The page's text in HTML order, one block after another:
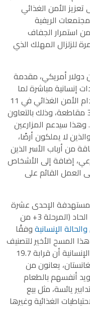
الأمن الغذائي
الريفية
استمرار الجفاف
للزلزال المهلك الذي
جديدة بقيمة 14 مليون دولار أمريكي، مقدمة
إنسانية مباشرة لما
يزيد عن 000 550 شخص يعانون من انعدام الأمن الغذائي في 11
من مقاطعات أفغانستان البالغ عددها 34 مقاطعة، وذلك بالتعاون
. وهذا سيدعم المزارعين
لا يملكون أرضًا،
من أرباب الأسر الذين
إضافة إلى الأشخاص
العمل القائم على
الإحدى عشرة
(المرحلة 3+ من
الإنسانيةوفقًا
أيار 2022). ويفيد هذا المسح الأخير للتصنيف
المتكامل لمراحل الأمن الغذائي والحالة الإنسانية أن قرابة 19.7
يعانون من
أنفسهم بالطعام
يائسة، مثل بيع
الغذائية وغيرها